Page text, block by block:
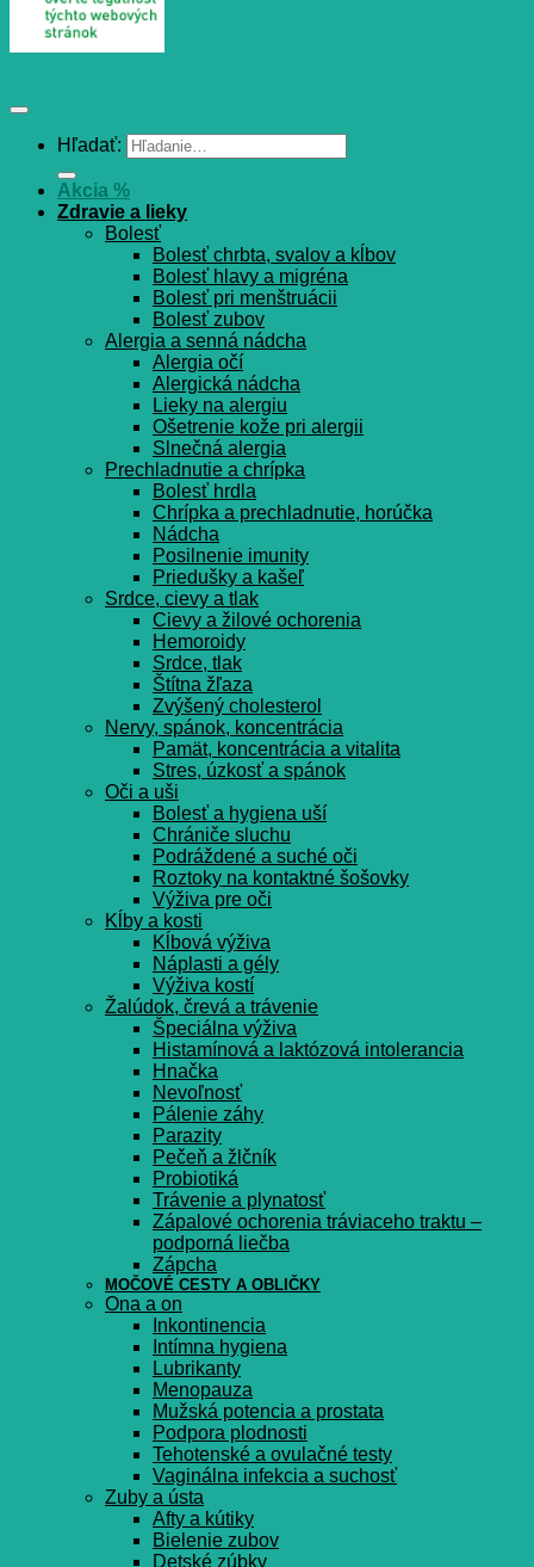
Hľadať:
Akcia %
Zdravie a lieky
Bolesť
Bolesť chrbta, svalov a kĺbov
Bolesť hlavy a migréna
Bolesť pri menštruácii
Bolesť zubov
Alergia a senná nádcha
Alergia očí
Alergická nádcha
Lieky na alergiu
Ošetrenie kože pri alergii
Slnečná alergia
Prechladnutie a chrípka
Bolesť hrdla
Chrípka a prechladnutie, horúčka
Nádcha
Posilnenie imunity
Priedušky a kašeľ
Srdce, cievy a tlak
Cievy a žilové ochorenia
Hemoroidy
Srdce, tlak
Štítna žľaza
Zvýšený cholesterol
Nervy, spánok, koncentrácia
Pamät, koncentrácia a vitalita
Stres, úzkosť a spánok
Oči a uši
Bolesť a hygiena uší
Chrániče sluchu
Podráždené a suché oči
Roztoky na kontaktné šošovky
Výživa pre oči
Kĺby a kosti
Kĺbová výživa
Náplasti a gély
Výživa kostí
Žalúdok, črevá a trávenie
Špeciálna výživa
Histamínová a laktózová intolerancia
Hnačka
Nevoľnosť
Pálenie záhy
Parazity
Pečeň a žlčník
Probiotiká
Trávenie a plynatosť
Zápalové ochorenia tráviaceho traktu –
podporná liečba
Zápcha
MOČOVÉ CESTY A OBLIČKY
Ona a on
Inkontinencia
Intímna hygiena
Lubrikanty
Menopauza
Mužská potencia a prostata
Podpora plodnosti
Tehotenské a ovulačné testy
Vaginálna infekcia a suchosť
Zuby a ústa
Afty a kútiky
Bielenie zubov
Detské zúbky